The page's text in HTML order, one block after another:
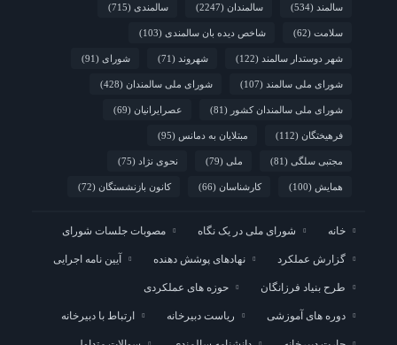
سالمند (534) سالمندان (2247) سالمندی (715)
سلامت (62) شاخص دیده بان سالمندی (103)
شهر دوستدار سالمند (122) شهروند (71) شورای (91)
شورای ملی سالمند (107) شورای ملی سالمندان (428)
شورای ملی سالمندان کشور (81) عصرایرانیان (69)
فرهیختگان (112) مبتلایان به دمانس (95)
مجتبی سلگی (81) ملی (79) نحوی نژاد (75)
همایش (100) کارشناسان (66) کانون بازنشستگان (72)
خانه شورای ملی در یک نگاه مصوبات جلسات شورای
گزارش عملکرد نهادهای پوشش دهنده آیین نامه اجرایی
طرح بنیاد فرزانگان حوزه های عملکردی
دوره های آموزشی ریاست دبیرخانه ارتباط با دبیرخانه